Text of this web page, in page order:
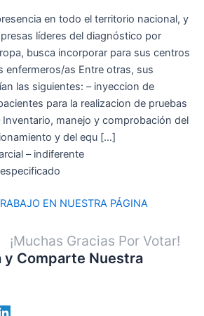
en todo el territorio nacional, y
líderes del diagnóstico por
busca incorporar para sus centros
enfermeros/as Entre otras, sus
las siguientes: – inyeccion de
para la realizacion de pruebas
Inventario, manejo y comprobación del
y del equ […]
– indiferente
EN NUESTRA PÁGINA
¡Muchas Gracias Por Votar!
y Comparte Nuestra